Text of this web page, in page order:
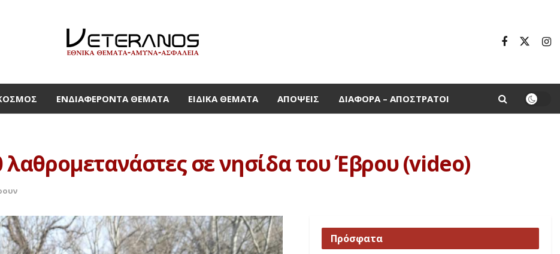
ΕΝΔΙΑΦΈΡΟΝΤΑ ΘΈΜΑΤΑ ΕΙΔΙΚΆ ΘΈΜΑΤΑ ΑΠΌΨΕΙΣ ΔΙΆΦΟΡΑ – ΑΠΌΣΤΡΑΤΟΙ
σε νησίδα του Έβρου (video)
Πρόσφατα